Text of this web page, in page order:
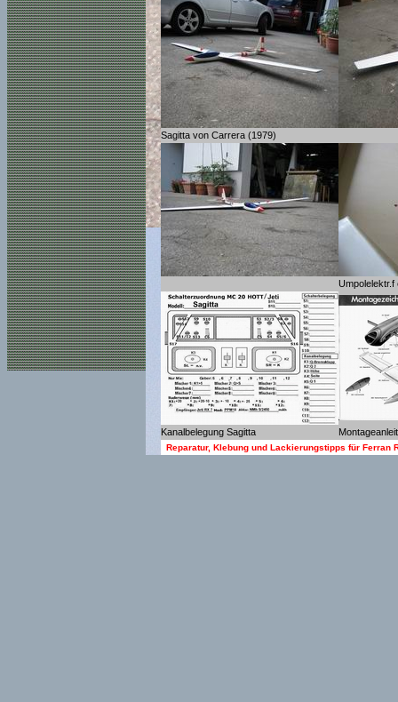
Sagitta von Carrera (1979)
Kanalbelegung Sagitta
Reparatur, Klebung und Lackierungstipps für Ferran